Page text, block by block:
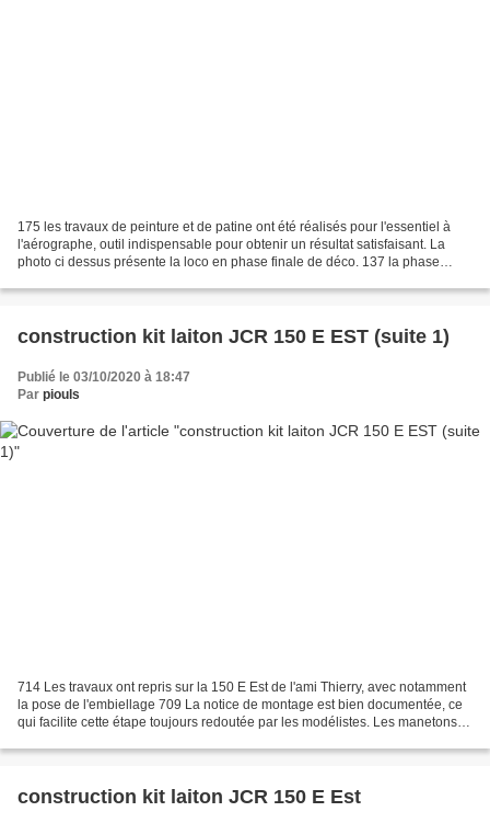
175 les travaux de peinture et de patine ont été réalisés pour l'essentiel à
l'aérographe, outil indispensable pour obtenir un résultat satisfaisant. La
photo ci dessus présente la loco en phase finale de déco. 137 la phase
construction kit laiton JCR 150 E EST (suite 1)
Publié le 03/10/2020 à 18:47
Par piouls
714 Les travaux ont repris sur la 150 E Est de l'ami Thierry, avec notamment
la pose de l'embiellage 709 La notice de montage est bien documentée, ce
qui facilite cette étape toujours redoutée par les modélistes. Les manetons
construction kit laiton JCR 150 E Est